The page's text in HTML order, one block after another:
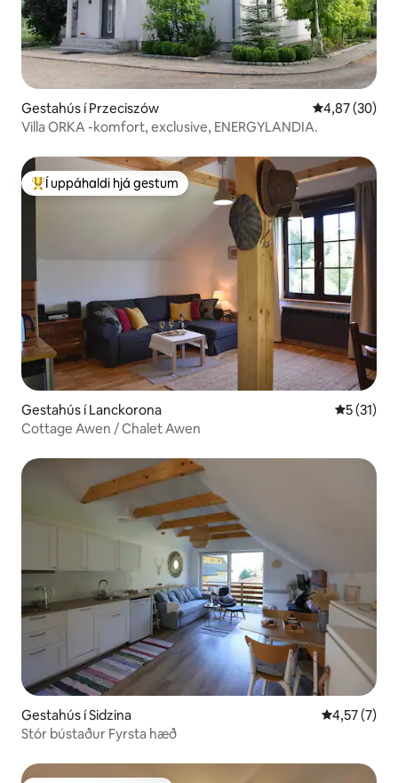
Gestahús í Przeciszów 4,87 af 5 í
4,87 (30)
Villa ORKA -komfort, exclusive, ENERGYLANDIA.
Í mestu uppáhaldi hjá gestum
Í uppáhaldi hjá gestum
Gestahús í Lanckorona 5 af 5 í
5 (31)
Cottage Awen / Chalet Awen
Gestahús í Sidzina 4,57 af 5 í
4,57 (7)
Stór bústaður Fyrsta hæð